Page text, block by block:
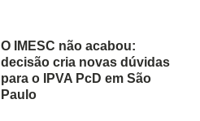
O IMESC não acabou:
decisão cria novas dúvidas
para o IPVA PcD em São
Paulo